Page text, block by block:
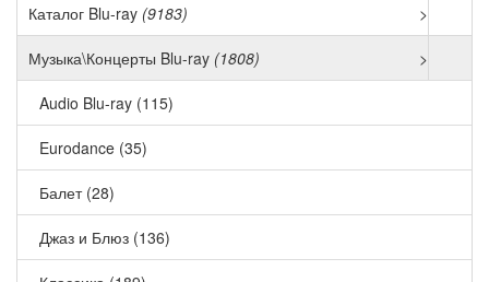
Каталог Blu-ray (9183) >
Музыка\Концерты Blu-ray (1808) >
Audio Blu-ray (115)
Eurodance (35)
Балет (28)
Джаз и Блюз (136)